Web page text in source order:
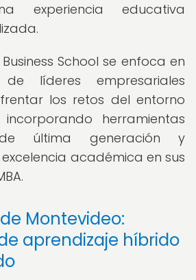
experiencia educativa
Business School se enfoca en
líderes empresariales
los retos del entorno
herramientas
última generación y
académica en sus
Montevideo:
aprendizaje híbrido